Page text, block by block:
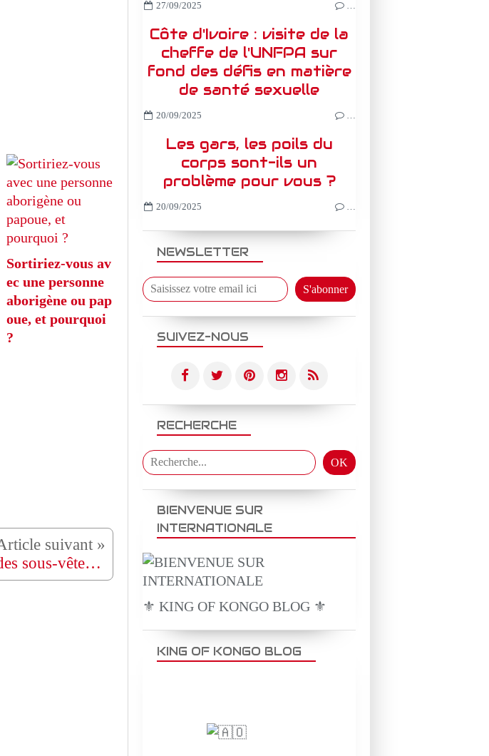
Sortiriez-vous av
ec une personne
aborigène ou pap
oue, et pourquoi
?
Faut-il porter des sous-vêtements avec une robe d'été ?
NEWSLETTER
SUIVEZ-NOUS
RECHERCHE
BIENVENUE SUR
INTERNATIONALE
⚜️ KING OF KONGO BLOG ⚜️
27/09/2025 …
Côte d'Ivoire : visite de la
cheffe de l'UNFPA sur
fond des défis en matière
de santé sexuelle
20/09/2025 …
Les gars, les poils du
corps sont-ils un
problème pour vous ?
20/09/2025 …
KING OF KONGO BLOG